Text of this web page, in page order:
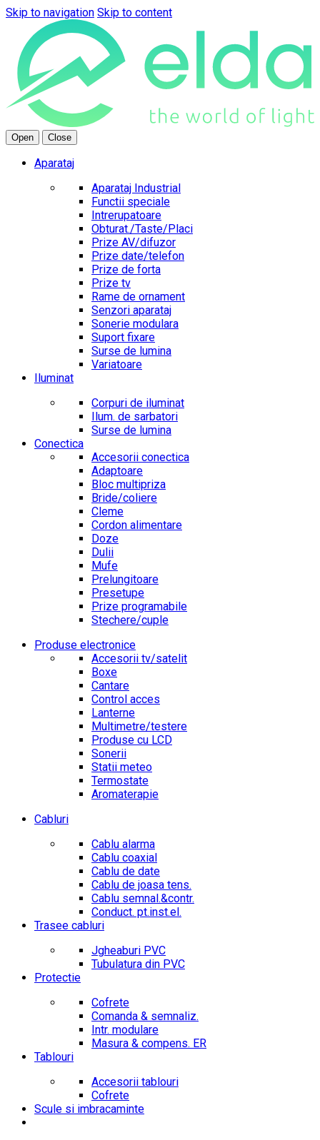
Skip to navigation Skip to content
Open Close
Aparataj
Aparataj Industrial
Functii speciale
Intrerupatoare
Obturat./Taste/Placi
Prize AV/difuzor
Prize date/telefon
Prize de forta
Prize tv
Rame de ornament
Senzori aparataj
Sonerie modulara
Suport fixare
Surse de lumina
Variatoare
Iluminat
Corpuri de iluminat
Ilum. de sarbatori
Surse de lumina
Conectica
Accesorii conectica
Adaptoare
Bloc multipriza
Bride/coliere
Cleme
Cordon alimentare
Doze
Dulii
Mufe
Prelungitoare
Presetupe
Prize programabile
Stechere/cuple
Produse electronice
Accesorii tv/satelit
Boxe
Cantare
Control acces
Lanterne
Multimetre/testere
Produse cu LCD
Sonerii
Statii meteo
Termostate
Aromaterapie
Cabluri
Cablu alarma
Cablu coaxial
Cablu de date
Cablu de joasa tens.
Cablu semnal.&contr.
Conduct. pt.inst.el.
Trasee cabluri
Jgheaburi PVC
Tubulatura din PVC
Protectie
Cofrete
Comanda & semnaliz.
Intr. modulare
Masura & compens. ER
Tablouri
Accesorii tablouri
Cofrete
Scule si imbracaminte